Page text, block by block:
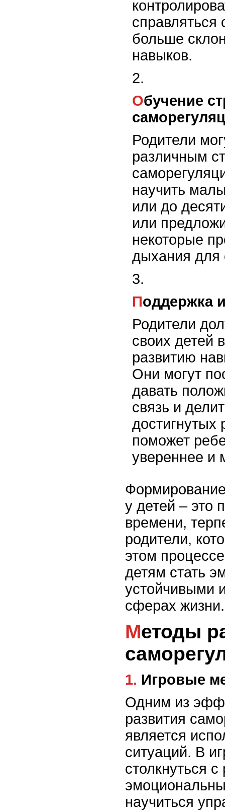
справляться
больше
навыков.
Обучение стратегиям
Родители
различным
научить
или до
или
некоторые
дыхания для
Поддержка
Родители
своих детей
развитию
Они могут
давать
связь и
достигнутых
поможет
увереннее и
у детей – это
времени,
родители,
этом
детям стать
устойчивыми
сферах жизни.
Методы развития
1. Игровые
Одним из
развития
является
ситуаций. В
столкнуться
научиться